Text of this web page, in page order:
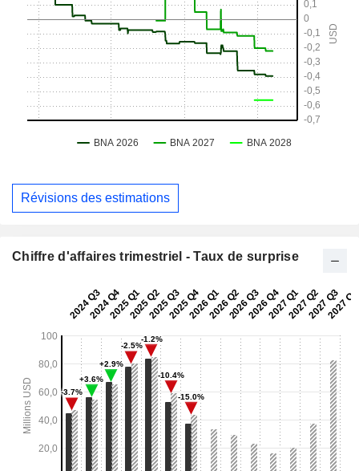
Révisions des estimations
Chiffre d'affaires trimestriel - Taux de surprise